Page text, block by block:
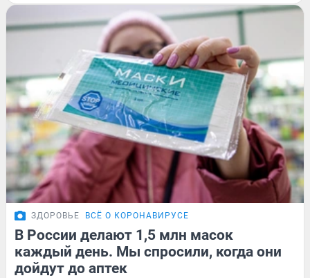
ЗДОРОВЬЕ ВСЁ О КОРОНАВИРУСЕ
В России делают 1,5 млн масок
каждый день. Мы спросили, когда они
дойдут до аптек